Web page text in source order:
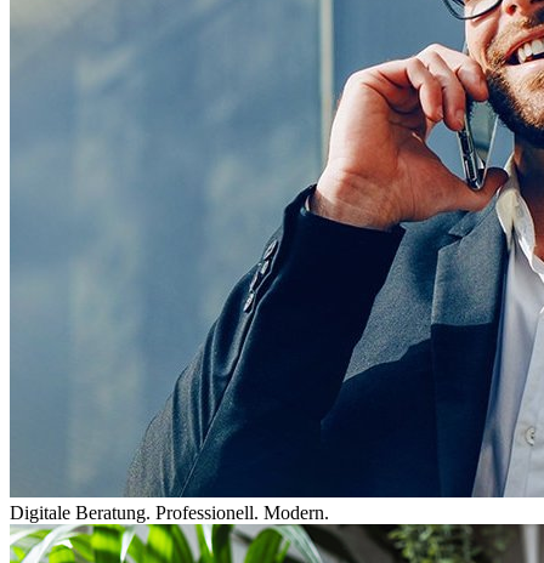
Digitale Beratung. Professionell. Modern.